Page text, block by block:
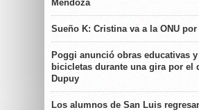
Mendoza
Sueño K: Cristina va a la ONU
Poggi anunció obras educativas
bicicletas durante una gira por el
Dupuy
Los alumnos de San Luis